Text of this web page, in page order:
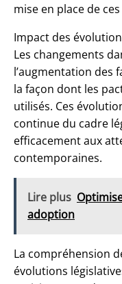
mise en place de
Impact des
Les changements
l’augmentation des
la façon dont les
utilisés. Ces
continue du cadre
efficacement aux
contemporaines.
Lire plus
adoption
La compréhension
évolutions